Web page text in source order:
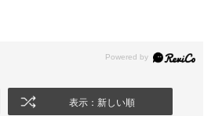
表示：新しい順